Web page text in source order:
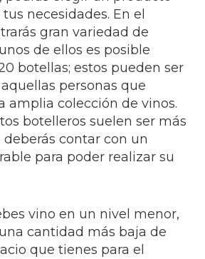
necesidades. En el
gran variedad de
de ellos es posible
botellas; estos pueden ser
personas que
amplia colección de vinos.
botelleros suelen ser más
contar con un
para poder realizar su
vino en un nivel menor,
cantidad más baja de
que tienes para el